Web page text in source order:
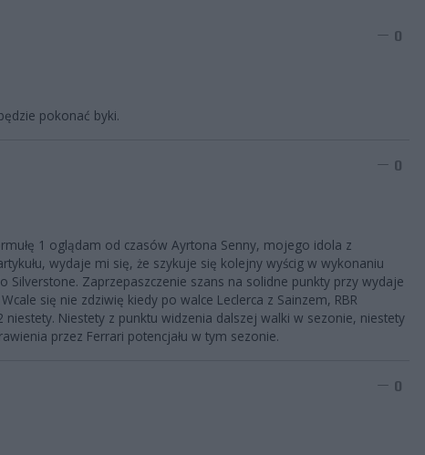
0
pokonać byki.
0
1 oglądam od czasów Ayrtona Senny, mojego idola z
wydaje mi się, że szykuje się kolejny wyścig w wykonaniu
Silverstone. Zaprzepaszczenie szans na solidne punkty przy wydaje
się nie zdziwię kiedy po walce Leclerca z Sainzem, RBR
niestety. Niestety z punktu widzenia dalszej walki w sezonie, niestety
przez Ferrari potencjału w tym sezonie.
0